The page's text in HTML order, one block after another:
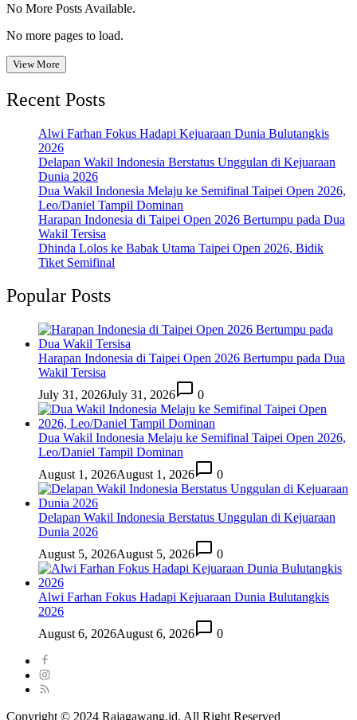
No More Posts Available.
No more pages to load.
View More
Recent Posts
Alwi Farhan Fokus Hadapi Kejuaraan Dunia Bulutangkis
2026
Delapan Wakil Indonesia Berstatus Unggulan di Kejuaraan
Dunia 2026
Dua Wakil Indonesia Melaju ke Semifinal Taipei Open 2026,
Leo/Daniel Tampil Dominan
Harapan Indonesia di Taipei Open 2026 Bertumpu pada Dua
Wakil Tersisa
Dhinda Lolos ke Babak Utama Taipei Open 2026, Bidik
Tiket Semifinal
Popular Posts
Harapan Indonesia di Taipei Open 2026 Bertumpu pada Dua
Wakil Tersisa
July 31, 2026July 31, 2026 0
Dua Wakil Indonesia Melaju ke Semifinal Taipei Open 2026,
Leo/Daniel Tampil Dominan
August 1, 2026August 1, 2026 0
Delapan Wakil Indonesia Berstatus Unggulan di Kejuaraan
Dunia 2026
August 5, 2026August 5, 2026 0
Alwi Farhan Fokus Hadapi Kejuaraan Dunia Bulutangkis
2026
August 6, 2026August 6, 2026 0
Copyright © 2024 Rajagawang.id. All Right Reserved